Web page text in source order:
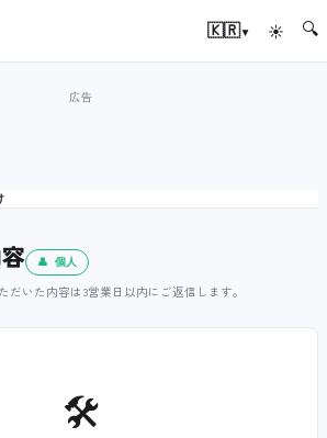
🇰🇷▾ ☀ 🔍
👤 個人
いた内容は3営業日以内にご返信します。
🛠️